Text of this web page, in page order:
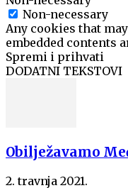
Non-necessary
Any cookies that
embedded contents
Spremi i prihvati
DODATNI TEKSTOVI
Obilježavamo
2. travnja 2021.